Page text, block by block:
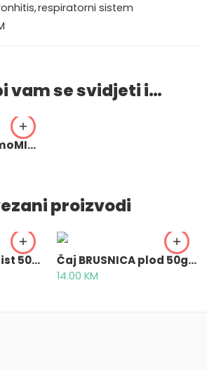
,respiratorni sistem
vam se svidjeti i…
Čaj za pluća PulmoMIX® 50 g – Biljni čaj za plućne bolesti i čišćenje pluća
proizvodi
Čaj BIJELA IMELA list 50g – Visci albi folium Čaj BRUSNICA plod 50g – Vitis idaea fructus
14.00 KM